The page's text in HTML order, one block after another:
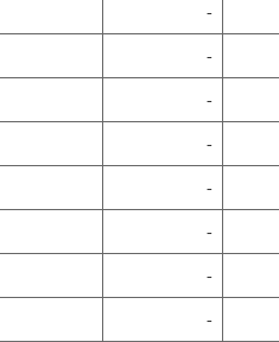
-
-
-
-
-
-
-
-